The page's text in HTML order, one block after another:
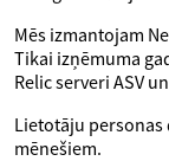
Mēs izmantojam
Tikai izņēmuma
Relic serveri ASV
Lietotāju personas
mēnešiem.